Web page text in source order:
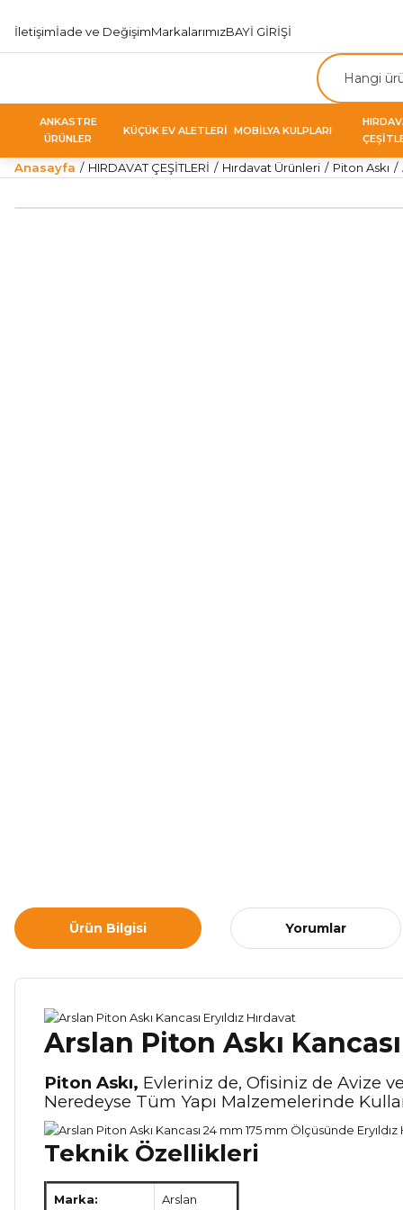
İletişimİade ve DeğişimMarkalarımızBAYİ GİRİŞİ
ANKASTRE
ÜRÜNLER
KÜÇÜK EV ALETLERİ MOBİLYA KULPLARI
Anasayfa HIRDAVAT ÇEŞİTLERİ Hırdavat Ürünleri Piton Askı
Ürün Bilgisi Yorumlar
Arslan Piton Askı Kancası
Piton Askı, Evleriniz de, Ofisiniz de Avize
Neredeyse Tüm Yapı Malzemelerinde
Teknik Özellikleri
Marka: Arslan